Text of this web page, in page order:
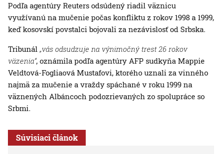
Podľa agentúry Reuters odsúdený riadil väznicu
využívanú na mučenie počas konfliktu z rokov 1998 a 1999,
keď kosovskí povstalci bojovali za nezávislosť od Srbska.
Tribunál „vás odsudzuje na výnimočný trest 26 rokov
väzenia“, oznámila podľa agentúry AFP sudkyňa Mappie
Veldtová-Fogliaová Mustafovi, ktorého uznali za vinného
najmä za mučenie a vraždy spáchané v roku 1999 na
väznených Albáncoch podozrievaných zo spolupráce so
Srbmi.
Súvisiaci článok